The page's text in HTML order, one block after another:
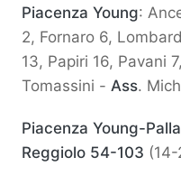
Piacenza Young:
2, Fornaro 6,
13, Papiri 16, Pavani
Tomassini - Ass.
Piacenza Young-
Reggiolo 54-103